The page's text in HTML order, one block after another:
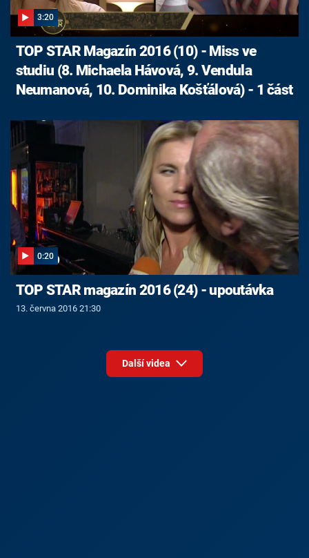
3:20
TOP STAR Magazín 2016 (10) - Miss ve
studiu (8. Michaela Hávová, 9. Vendula
Neumanová, 10. Dominika Košťálová) - 1 část
0:20
TOP STAR magazín 2016 (24) - upoutávka
13. června 2016 21:30
Další videa